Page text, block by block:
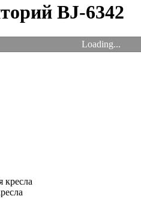
BJ-6342
Loading...